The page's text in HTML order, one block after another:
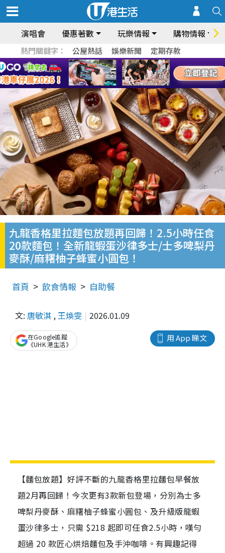
演唱會 優惠著數 玩樂情報 購物情報
熱門關鍵字： 公屋熱話 娛樂新聞 定期存款
九龍香格里拉麵包放題再回歸！2.5小時任食
20款麵包！全新龍蝦蛋沙律多士/士多啤梨丹
麥酥/麻糬柚子蜂蜜小圓包！
首頁 飲食情報 自助餐
文: 唐敏淇 ,王煥雯 2026.01.09
用 App 睇文
在Google追蹤
《UHK 港生活》
【麵包放題】好評不斷的九龍香格里拉麵包早餐放
題2月再回歸！今次更有3款新包登場，分別為士多
啤梨丹麥酥、麻糬柚子蜂蜜小圓包、及升級版龍蝦
蛋沙律多士，只需 $218 起即可任食2.5小時，嘆勻
超過 20 款匠心烘焙麵包及手沖咖啡。有興趣記得